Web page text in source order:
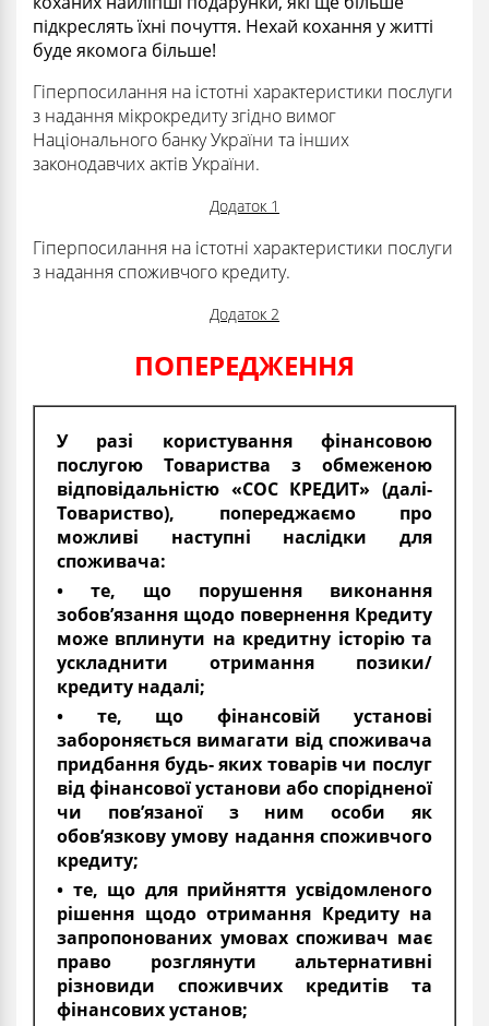
підкреслять їхні почуття. Нехай кохання у житті
буде якомога більше!
Гіперпосилання на істотні характеристики послуги
з надання мікрокредиту згідно вимог
Національного банку України та інших
законодавчих актів України.
Додаток 1
Гіперпосилання на істотні характеристики послуги
з надання споживчого кредиту.
Додаток 2
ПОПЕРЕДЖЕННЯ
У разі користування фінансовою
послугою Товариства з обмеженою
відповідальністю «СОС КРЕДИТ» (далі-
Товариство), попереджаємо про
можливі наступні наслідки для
споживача:
• те, що порушення виконання
зобов’язання щодо повернення Кредиту
може вплинути на кредитну історію та
ускладнити отримання позики/
кредиту надалі;
• те, що фінансовій установі
забороняється вимагати від споживача
придбання будь- яких товарів чи послуг
від фінансової установи або спорідненої
чи пов’язаної з ним особи як
обов’язкову умову надання споживчого
кредиту;
• те, що для прийняття усвідомленого
рішення щодо отримання Кредиту на
запропонованих умовах споживач має
право розглянути альтернативні
різновиди споживчих кредитів та
фінансових установ;